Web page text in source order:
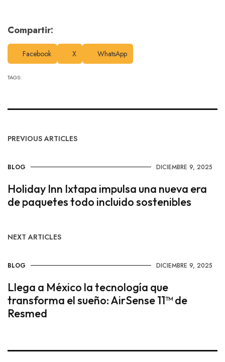
Compartir:
Facebook X WhatsApp
TAGS:
PREVIOUS ARTICLES
BLOG DICIEMBRE 9, 2025
Holiday Inn Ixtapa impulsa una nueva era
de paquetes todo incluido sostenibles
NEXT ARTICLES
BLOG DICIEMBRE 9, 2025
Llega a México la tecnología que
transforma el sueño: AirSense 11™ de
Resmed